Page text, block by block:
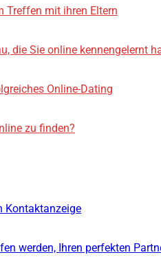
Treffen mit ihren Eltern
die Sie online kennengelernt
Online-Dating
zu finden?
Kontaktanzeige
werden, Ihren perfekten